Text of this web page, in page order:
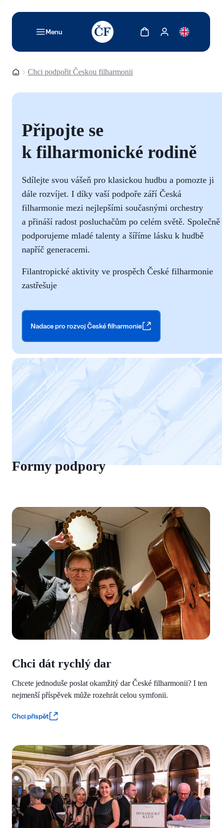
Menu
TODO: Add description for reader
Zobrazit košíkZobrazit můj účet
Domovská stránka
Chci podpořit Českou filharmonii
Připojte se
k filharmonické rodině
Sdílejte svou vášeň pro klasickou hudbu a pomozte ji
dále rozvíjet. I díky vaší podpoře září Česká
filharmonie mezi nejlepšími současnými orchestry
a přináší radost posluchačům po celém světě. Společně
podporujeme mladé talenty a šíříme lásku k hudbě
napříč generacemi.
Filantropické aktivity ve prospěch České filharmonie
zastřešuje
Nadace pro rozvoj České filharmonie
Formy podpory
Chci dát rychlý dar
Chcete jednoduše poslat okamžitý dar České filharmonii? I ten
nejmenší příspěvek může rozehrát celou symfonii.
Chci přispět